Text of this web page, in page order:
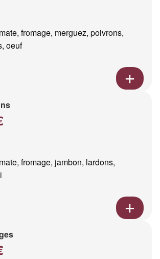
fromage, merguez, poivrons,
oeuf
fromage, jambon, lardons,